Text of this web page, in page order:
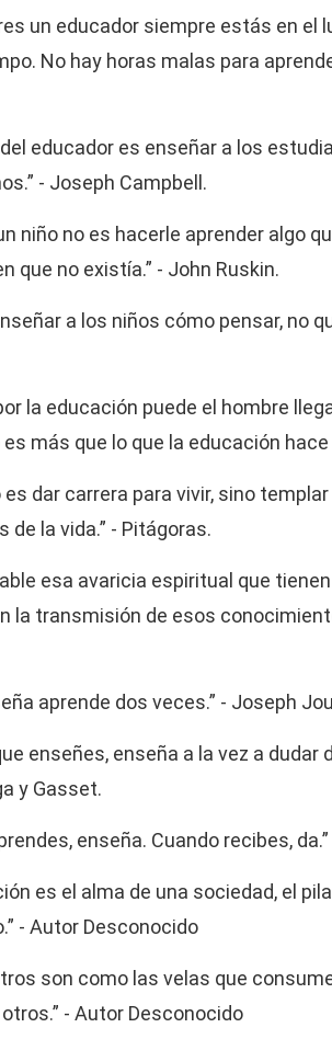
un educador siempre estás en el
No hay horas malas para
educador es enseñar a los
- Joseph Campbell.
niño no es hacerle aprender algo
que no existía.” - John Ruskin.
a los niños cómo pensar, no
la educación puede el hombre
más que lo que la educación hace
es dar carrera para vivir, sino
de la vida.” - Pitágoras.
esa avaricia espiritual que
la transmisión de esos
aprende dos veces.” - Joseph
enseñes, enseña a la vez a dudar
y Gasset.
enseña. Cuando recibes,
es el alma de una sociedad, el
- Autor Desconocido
son como las velas que
- Autor Desconocido